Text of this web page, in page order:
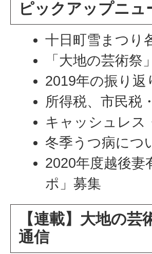
ピックアップニュ
十日町雪まつり
「大地の芸術
2019年の振り返
所得税、市民税
キャッシュレス
冬季うつ病につ
2020年度越後
ポ」募集
【連載】大地の
通信